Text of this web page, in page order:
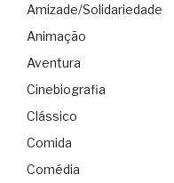
Amizade/Solidariedade
Animação
Aventura
Cinebiografia
Clássico
Comida
Comédia